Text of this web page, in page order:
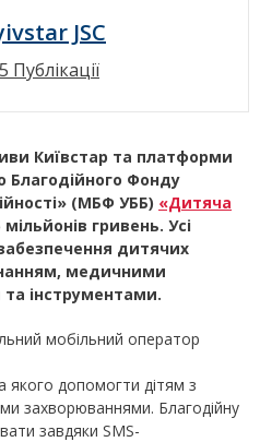
JSC
Публікації
Київстар та платформи
Благодійного Фонду
(МБФ УББ) «Дитяча
гривень. Усі
дитячих
медичними
інструментами.
мобільний оператор
якого допомогти дітям з
захворюваннями. Благодійну
завдяки SMS-